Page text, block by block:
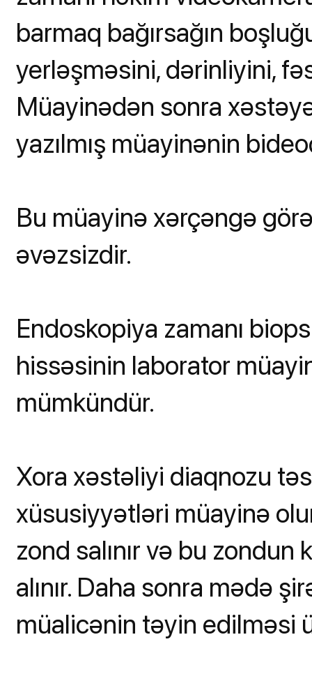
barmaq bağırsağın
yerləşməsini, dərinliyini,
Müayinədən sonra
yazılmış müayinənin
Bu müayinə xərçəngə
əvəzsizdir.
Endoskopiya zamanı
hissəsinin laborator
mümkündür.
Xora xəstəliyi diaqnozu
xüsusiyyətləri müayinə
zond salınır və bu
alınır. Daha sonra mədə
müalicənin təyin edilməsi